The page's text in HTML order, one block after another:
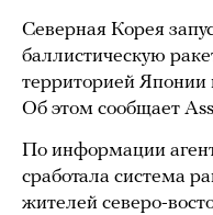
Северная Корея
баллистическую
территорией Японии
Об этом сообщает
По информации
сработала система
жителей северо-